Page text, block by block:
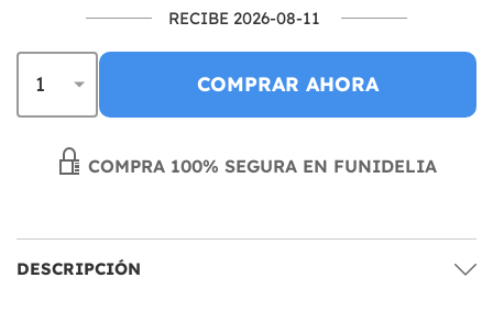
RECIBE 2026-08-11
COMPRAR AHORA
COMPRA 100% SEGURA EN FUNIDELIA
DESCRIPCIÓN